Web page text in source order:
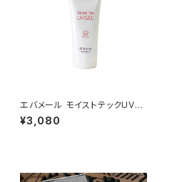
エバメール モイストテックUVジ
ェル50+ 70ｇ
¥3,080